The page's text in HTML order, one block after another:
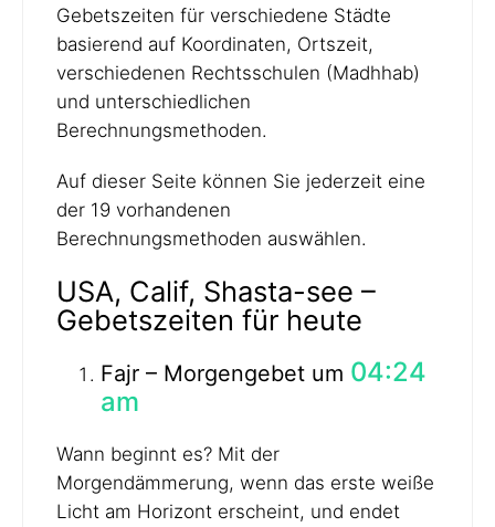
Gebetszeiten für verschiedene Städte
basierend auf Koordinaten, Ortszeit,
verschiedenen Rechtsschulen (Madhhab)
und unterschiedlichen
Berechnungsmethoden.
Auf dieser Seite können Sie jederzeit eine
der 19 vorhandenen
Berechnungsmethoden auswählen.
USA, Calif, Shasta-see –
Gebetszeiten für heute
Fajr – Morgengebet um 04:24
am
Wann beginnt es? Mit der
Morgendämmerung, wenn das erste weiße
Licht am Horizont erscheint, und endet